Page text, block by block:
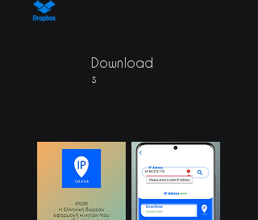
Download
s